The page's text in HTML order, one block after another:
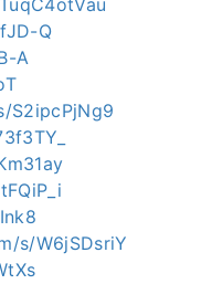
Q
A
S2ipcPjNg9
s/W6jSDsriY